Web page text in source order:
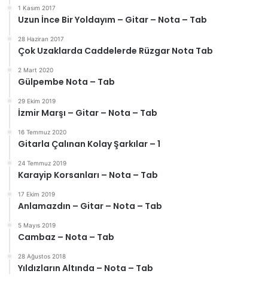
1 Kasım 2017
Uzun İnce Bir Yoldayım – Gitar – Nota – Tab
28 Haziran 2017
Çok Uzaklarda Caddelerde Rüzgar Nota Tab
2 Mart 2020
Gülpembe Nota – Tab
29 Ekim 2019
İzmir Marşı – Gitar – Nota – Tab
16 Temmuz 2020
Gitarla Çalınan Kolay Şarkılar – 1
24 Temmuz 2019
Karayip Korsanları – Nota – Tab
17 Ekim 2019
Anlamazdın – Gitar – Nota – Tab
5 Mayıs 2019
Cambaz – Nota – Tab
28 Ağustos 2018
Yıldızların Altında – Nota – Tab